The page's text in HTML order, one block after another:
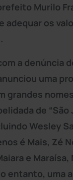
Murilo
adequar os
a denúncia
uma
grandes
de “São
Wesley
é Mais, Zé
e Maraísa,
entanto, uma